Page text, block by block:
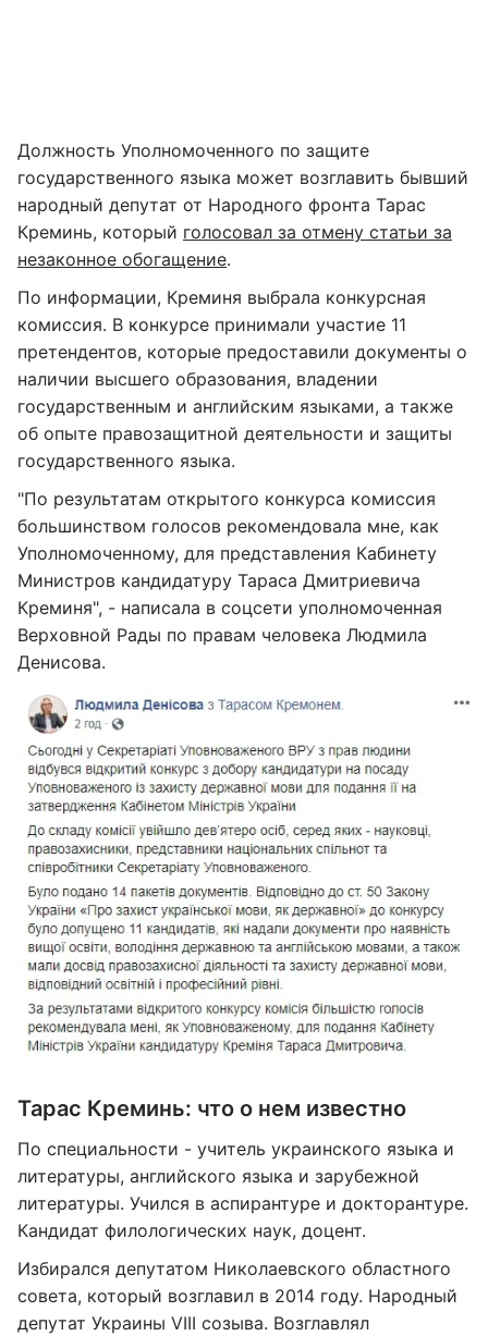
Должность Уполномоченного по защите
государственного языка может возглавить бывший
народный депутат от Народного фронта Тарас
Креминь, который голосовал за отмену статьи за
незаконное обогащение.
По информации, Креминя выбрала конкурсная
комиссия. В конкурсе принимали участие 11
претендентов, которые предоставили документы о
наличии высшего образования, владении
государственным и английским языками, а также
об опыте правозащитной деятельности и защиты
государственного языка.
"По результатам открытого конкурса комиссия
большинством голосов рекомендовала мне, как
Уполномоченному, для представления Кабинету
Министров кандидатуру Тараса Дмитриевича
Креминя", - написала в соцсети уполномоченная
Верховной Рады по правам человека Людмила
Денисова.
Тарас Креминь: что о нем известно
По специальности - учитель украинского языка и
литературы, английского языка и зарубежной
литературы. Учился в аспирантуре и докторантуре.
Кандидат филологических наук, доцент.
Избирался депутатом Николаевского областного
совета, который возглавил в 2014 году. Народный
депутат Украины VIII созыва. Возглавлял